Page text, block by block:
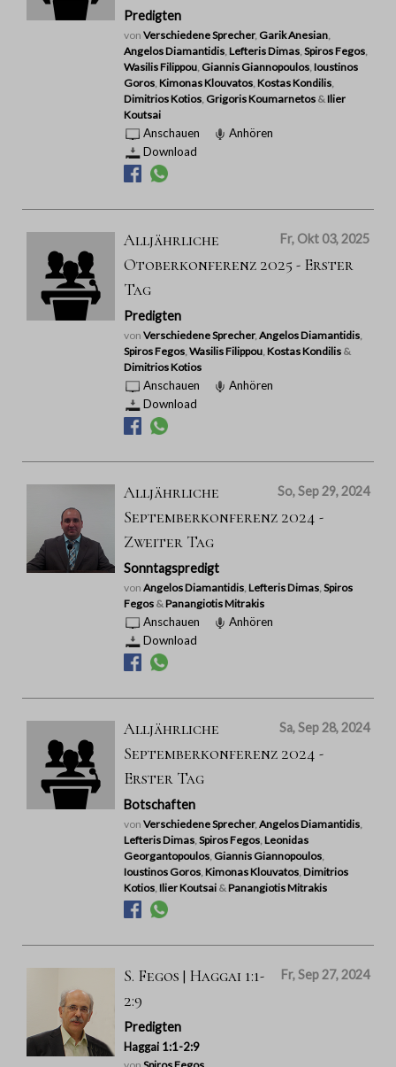
Predigten
von Verschiedene Sprecher, Garik Anesian
Angelos Diamantidis Lefteris Dimas Spiros Fegos
Wasilis Filippou Giannis Giannopoulos Ioustinos
Goros Kimonas Klouvatos Kostas Kondilis
Dimitrios Kotios Grigoris Koumarnetos & Ilier
Koutsai
Anschauen
Anhören
Download
Fr, Okt 03, 2025
Alljährliche
Otoberkonferenz 2025 - Erster
Tag
Predigten
von Verschiedene Sprecher, Angelos Diamantidis
Spiros Fegos Wasilis Filippou Kostas Kondilis &
Dimitrios Kotios
Anschauen
Anhören
Download
So, Sep 29, 2024
Alljährliche
Septemberkonferenz 2024 -
Zweiter Tag
Sonntagspredigt
von Angelos Diamantidis Lefteris Dimas Spiros
Fegos & Panangiotis Mitrakis
Anschauen
Anhören
Download
Sa, Sep 28, 2024
Alljährliche
Septemberkonferenz 2024 -
Erster Tag
Botschaften
von Verschiedene Sprecher, Angelos Diamantidis
Lefteris Dimas Spiros Fegos Leonidas
Georgantopoulos Giannis Giannopoulos
Ioustinos Goros Kimonas Klouvatos Dimitrios
Kotios Ilier Koutsai & Panangiotis Mitrakis
Fr, Sep 27, 2024
S. Fegos | Haggai 1:1-
2:9
Predigten
Haggai 1:1-2:9